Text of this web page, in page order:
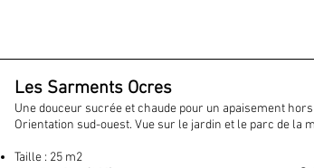
Une douceur sucrée et chaude pour un apaisement
Orientation sud-ouest. Vue sur le jardin et le parc de la
Taille : 25 m2
Les Sarments Ocres